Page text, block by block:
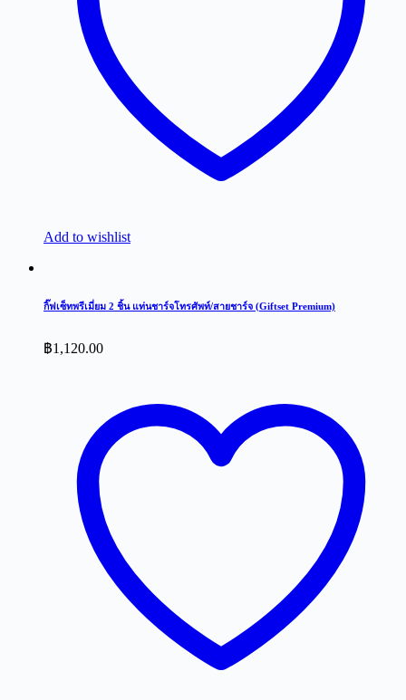
Add to wishlist
กิ๊ฟเซ็ทพรีเมี่ยม 2 ชิ้น แท่นชาร์จโทรศัพท์/สายชาร์จ (Giftset Premium)
฿1,120.00